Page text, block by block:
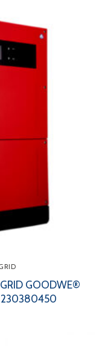
GOODWE®
230380450